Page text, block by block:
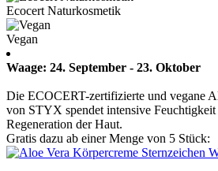
Ecocert Naturkosmetik
Vegan
Waage: 24. September - 23. Oktober
Die ECOCERT-zertifizierte und vegane
von STYX spendet intensive
Regeneration der Haut.
Gratis dazu ab einer Menge von 5 Stück: